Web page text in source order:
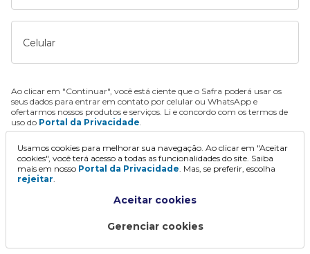
Celular
Ao clicar em "Continuar", você está ciente que o Safra poderá usar os
seus dados para entrar em contato por celular ou WhatsApp e
ofertarmos nossos produtos e serviços. Li e concordo com os termos de
uso do Portal da Privacidade.
Continuar
Usamos cookies para melhorar sua navegação. Ao clicar em "Aceitar
cookies", você terá acesso a todas as funcionalidades do site. Saiba
mais em nosso Portal da Privacidade. Mas, se preferir, escolha
rejeitar.
Aceitar cookies
Gerenciar cookies